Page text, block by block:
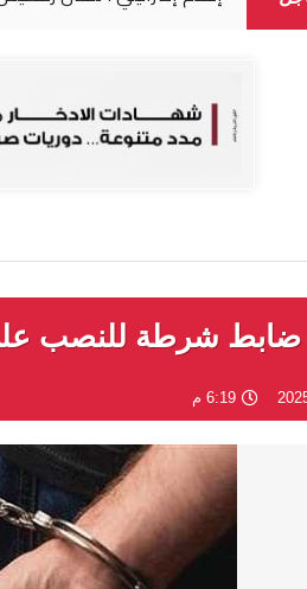
ضابط شرطة للنصب
6:19 م